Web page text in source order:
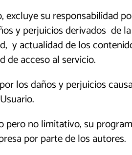
su responsabilidad
y perjuicios derivados
y actualidad de los
de acceso al servicio.
los daños y perjuicios
no limitativo, su
por parte de los autores.